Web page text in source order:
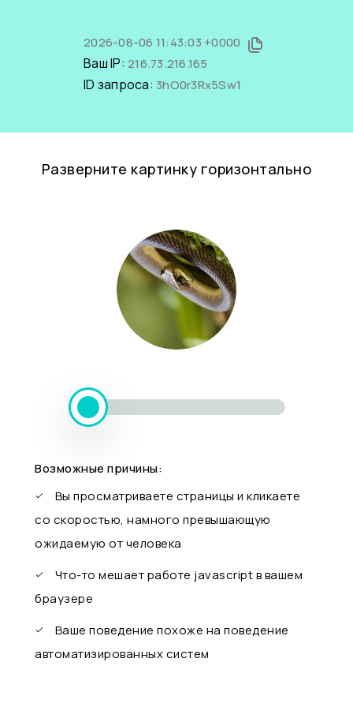
2026-08-06 11:43:03 +0000
Ваш IP: 216.73.216.165
ID запроса: 3hO0r3Rx5Sw1
Разверните картинку горизонтально
Возможные причины:
Вы просматриваете страницы и кликаете
со скоростью, намного превышающую
ожидаемую от человека
Что-то мешает работе javascript в вашем
браузере
Ваше поведение похоже на поведение
автоматизированных систем